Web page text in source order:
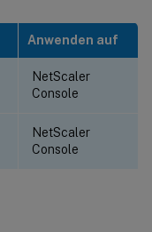
Anwenden auf
NetScaler
Console
NetScaler
Console